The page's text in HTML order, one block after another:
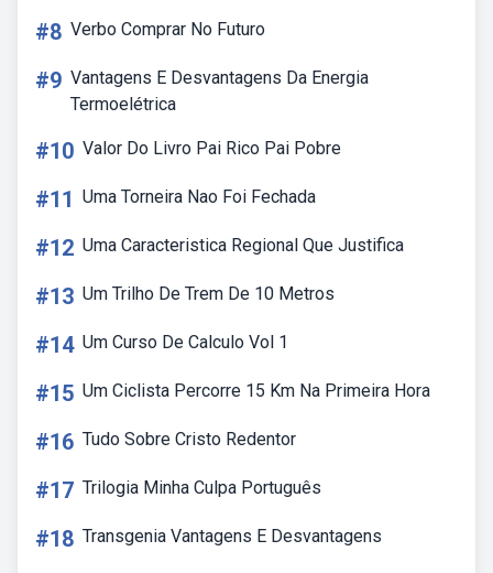
#8 Verbo Comprar No Futuro
#9 Vantagens E Desvantagens Da Energia
Termoelétrica
#10 Valor Do Livro Pai Rico Pai Pobre
#11 Uma Torneira Nao Foi Fechada
#12 Uma Caracteristica Regional Que Justifica
#13 Um Trilho De Trem De 10 Metros
#14 Um Curso De Calculo Vol 1
#15 Um Ciclista Percorre 15 Km Na Primeira Hora
#16 Tudo Sobre Cristo Redentor
#17 Trilogia Minha Culpa Português
#18 Transgenia Vantagens E Desvantagens